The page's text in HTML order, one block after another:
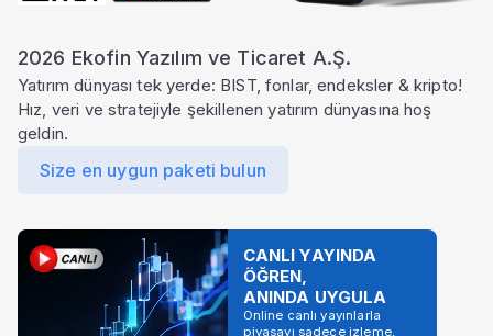
2026 Ekofin Yazılım ve Ticaret A.Ş.
Yatırım dünyası tek yerde: BIST, fonlar, endeksler & kripto!
Hız, veri ve stratejiyle şekillenen yatırım dünyasına hoş
geldin.
Size en uygun paketi bulun
CANLI YAYINDA
ÖĞREN,
ANINDA UYGULA
Online canlı yayınlarla
piyasayı sadece izleme,